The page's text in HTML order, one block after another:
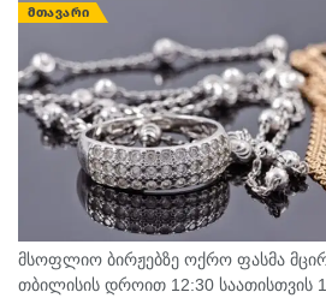
ᲛᲗᲐᲕᲐᲠᲘ
მსოფლიო ბირჟებზე ოქრო ფასმა
თბილისის დროით 12:30 საათისთვის 1